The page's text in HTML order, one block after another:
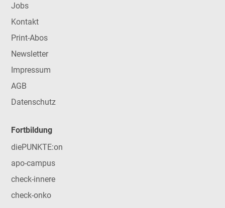
Jobs
Kontakt
Print-Abos
Newsletter
Impressum
AGB
Datenschutz
Fortbildung
diePUNKTE:on
apo-campus
check-innere
check-onko